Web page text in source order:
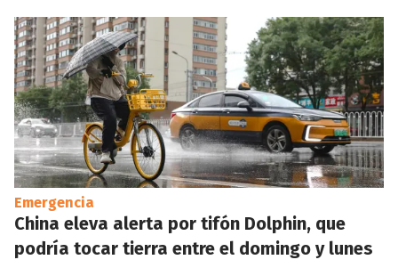
Emergencia
China eleva alerta por tifón Dolphin, que
podría tocar tierra entre el domingo y lunes